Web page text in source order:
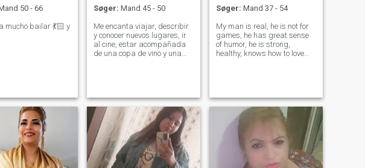
50 - 66
mucho bailar 💃🏻 y
Søger: Mand 45 - 50
Me encanta viajar, describir
y conocer nuevos lugares, ir
al cine, estar acompañada
de una copa de vino y una
Søger: Mand 37 - 54
My man is real, he is not for
games, he has great sense
of humor, he is strong,
healthy, knows how to love
one who is ready to become